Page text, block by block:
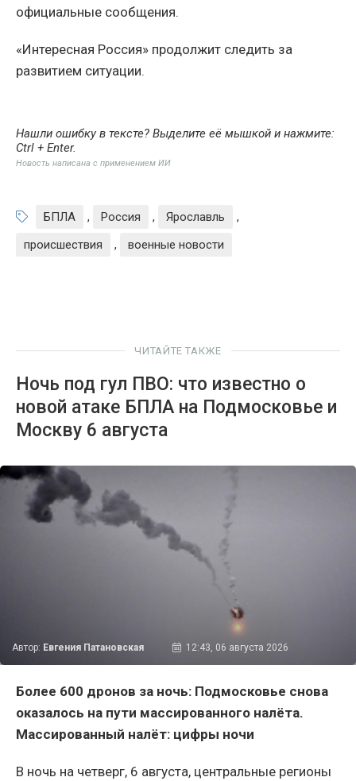
официальные сообщения.
«Интересная Россия» продолжит следить за
развитием ситуации.
Нашли ошибку в тексте? Выделите её мышкой и нажмите:
Ctrl + Enter.
Новость написана с применением ИИ
БПЛА , Россия , Ярославль
,
происшествия
, военные новости
ЧИТАЙТЕ ТАКЖЕ
Ночь под гул ПВО: что известно о
новой атаке БПЛА на Подмосковье и
Москву 6 августа
Автор: Евгения Патановская 12:43, 06 августа 2026
Более 600 дронов за ночь: Подмосковье снова
оказалось на пути массированного налёта.
Массированный налёт: цифры ночи
В ночь на четверг, 6 августа, центральные регионы